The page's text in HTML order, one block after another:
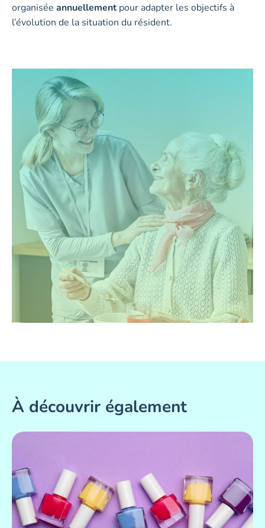
organisée annuellementpour adapter les objectifs à
l’évolution de la situation du résident.
À découvrir également